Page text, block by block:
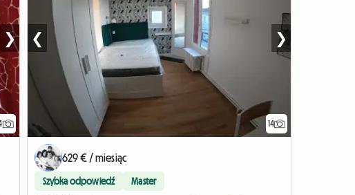
❯
14
❮ ❯
629 € / miesiąc
Szybka odpowiedź Master